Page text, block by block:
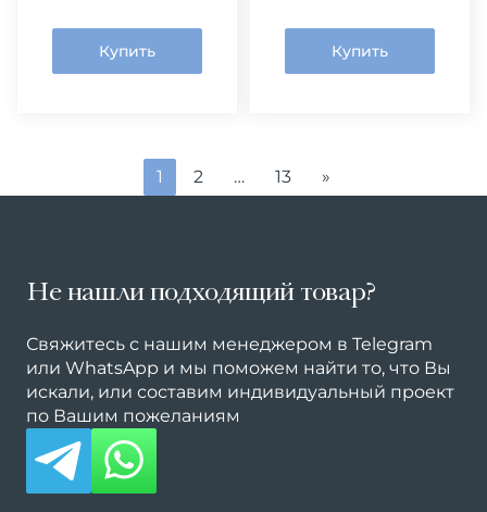
Купить Купить
1 2 … 13 »
Не нашли подходящий товар?
Свяжитесь с нашим менеджером в Telegram
или WhatsApp и мы поможем найти то, что Вы
искали, или составим индивидуальный проект
по Вашим пожеланиям